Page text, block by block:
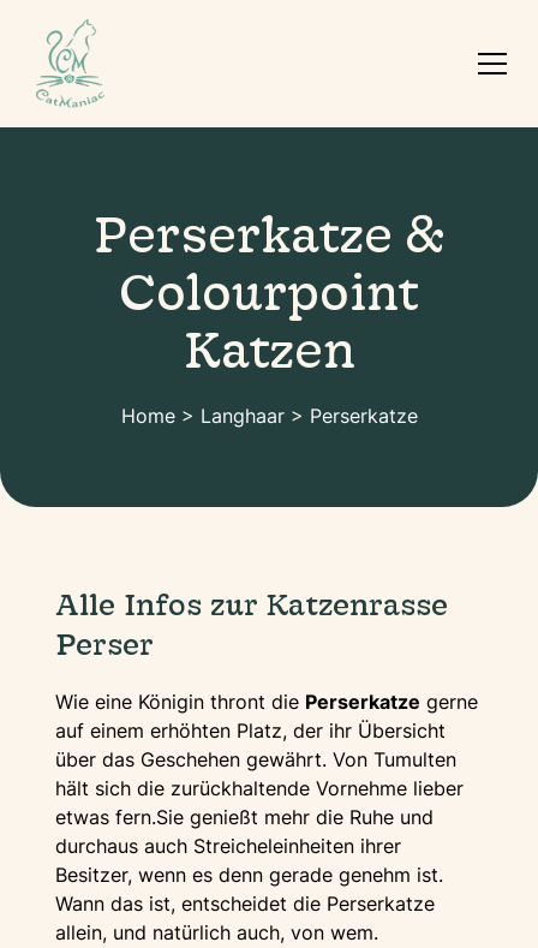
Perserkatze &
Colourpoint
Katzen
Home> Langhaar> Perserkatze
Alle Infos zur Katzenrasse
Perser
Wie eine Königin thront die Perserkatze gerne
auf einem erhöhten Platz, der ihr Übersicht
über das Geschehen gewährt. Von Tumulten
hält sich die zurückhaltende Vornehme lieber
etwas fern.Sie genießt mehr die Ruhe und
durchaus auch Streicheleinheiten ihrer
Besitzer, wenn es denn gerade genehm ist.
Wann das ist, entscheidet die Perserkatze
allein, und natürlich auch, von wem.